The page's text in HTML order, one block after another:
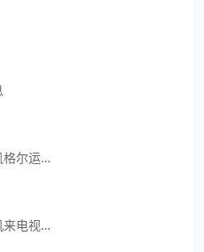
盆底肌修复锻炼、凯格尔运动神器
火爆全网的炫酷手机来电视频秀